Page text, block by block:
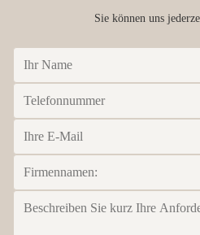
Sie können uns